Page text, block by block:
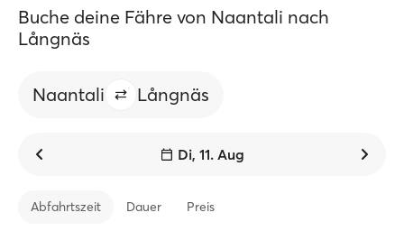
Buche deine Fähre von Naantali nach
Långnäs
Naantali Långnäs
Di, 11. Aug
Abfahrtszeit Dauer Preis